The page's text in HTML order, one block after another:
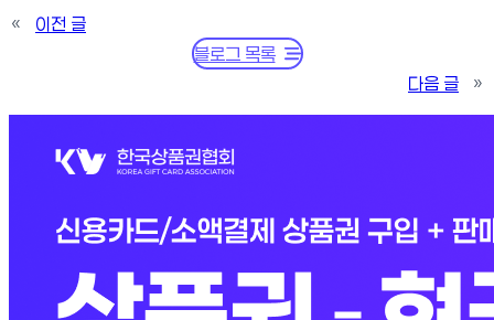
«
이전 글
블로그 목록
다음 글
»